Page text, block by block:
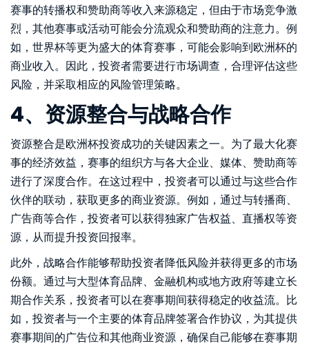
赛事的转播权和赞助商等收入来源稳定，但由于市场竞争激
烈，其他赛事或活动可能会分流观众和赞助商的注意力。例
如，世界杯等更为盛大的体育赛事，可能会影响到欧洲杯的
商业收入。因此，投资者需要进行市场调查，合理评估这些
风险，并采取相应的风险管理策略。
4、资源整合与战略合作
资源整合是欧洲杯投资成功的关键因素之一。为了最大化赛
事的经济效益，赛事的组织方与各大企业、媒体、赞助商等
进行了深度合作。在这过程中，投资者可以通过与这些合作
伙伴的联动，获取更多的商业资源。例如，通过与转播商、
广告商等合作，投资者可以获得独家广告权益、直播权等资
源，从而提升投资回报率。
此外，战略合作能够帮助投资者降低风险并获得更多的市场
份额。通过与大型体育品牌、金融机构或地方政府等建立长
期合作关系，投资者可以在赛事期间获得稳定的收益流。比
如，投资者与一个主要的体育品牌签署合作协议，为其提供
赛事期间的广告位和其他商业资源，确保自己能够在赛事期